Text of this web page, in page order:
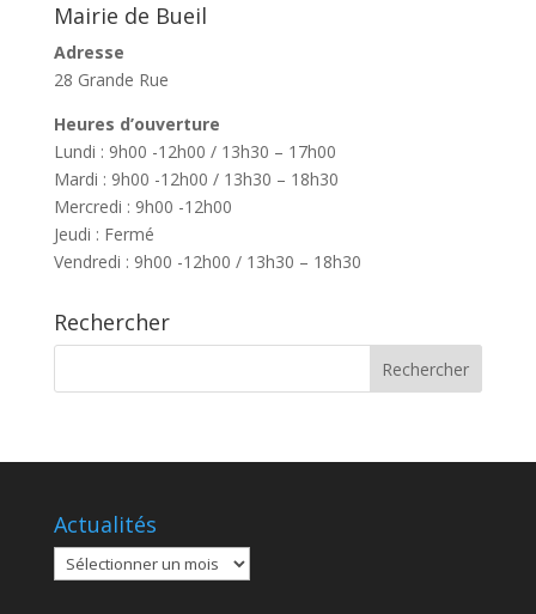
Mairie de Bueil
Adresse
28 Grande Rue
Heures d’ouverture
Lundi : 9h00 -12h00 / 13h30 – 17h00
Mardi : 9h00 -12h00 / 13h30 – 18h30
Mercredi : 9h00 -12h00
Jeudi : Fermé
Vendredi : 9h00 -12h00 / 13h30 – 18h30
Rechercher
Actualités
Actualités